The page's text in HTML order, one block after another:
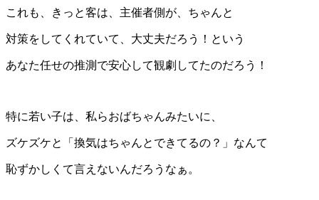
これも、きっと客は、主催者側が、ちゃんと
対策をしてくれていて、大丈夫だろう！という
あなた任せの推測で安心して観劇してたのだろう！
特に若い子は、私らおばちゃんみたいに、
ズケズケと「換気はちゃんとできてるの？」なんて
恥ずかしくて言えないんだろうなぁ。